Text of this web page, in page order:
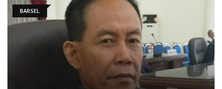
BARSEL